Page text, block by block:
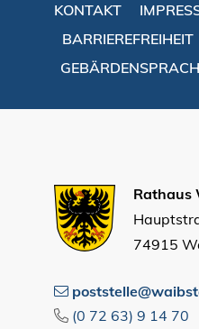
KONTAKT
BARRIEREFREIHEIT
Rathaus
74915
(0 72 63) 9 14 70